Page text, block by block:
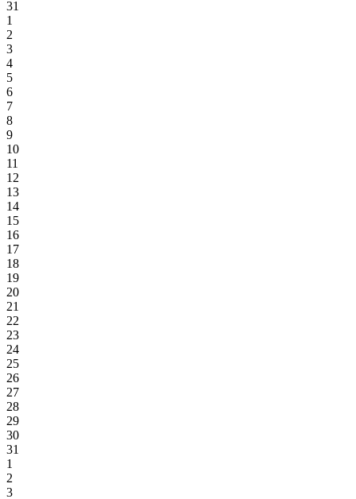
31
1
2
3
4
5
6
7
8
9
10
11
12
13
14
15
16
17
18
19
20
21
22
23
24
25
26
27
28
29
30
31
1
2
3